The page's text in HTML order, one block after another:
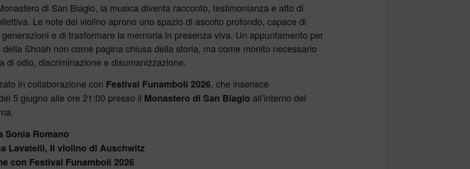
di San Biagio, la musica diventa racconto, testimonianza e atto di
Le note del violino aprono uno spazio di ascolto profondo, capace di
e di trasformare la memoria in presenza viva. Un appuntamento per
della Shoah non come pagina chiusa della storia, ma come monito necessario
di odio, discriminazione e disumanizzazione.
in collaborazione con Festival Funamboli 2026, che inserisce
5 giugno alle ore 21:00 presso il Monastero di San Biagio all’interno del
Sonia Romano
Lavatelli, Il violino di Auschwitz
con Festival Funamboli 2026